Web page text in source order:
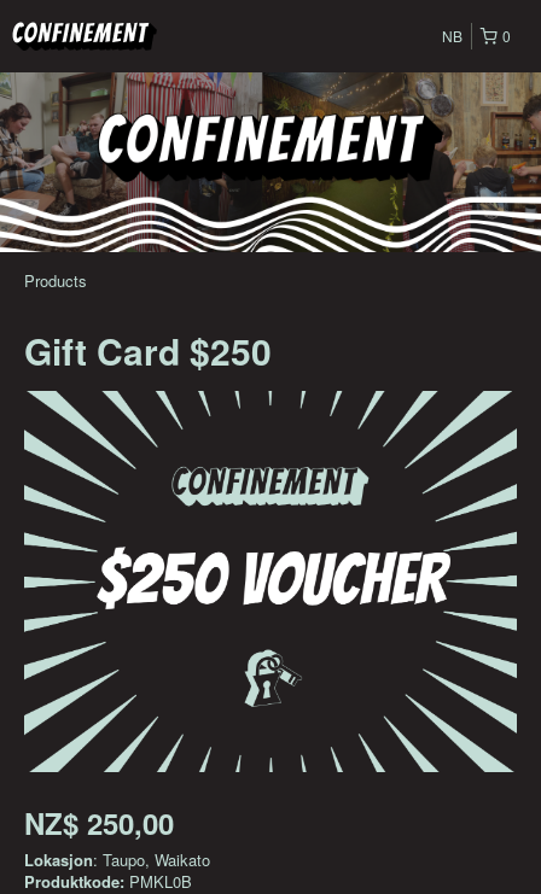
0
NB
Products
Gift Card $250
NZ$ 250,00
Lokasjon: Taupo, Waikato
Produktkode: PMKL0B